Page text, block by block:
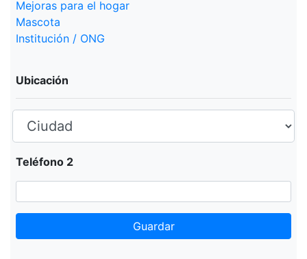
Mejoras para el hogar
Mascota
Institución / ONG
Ubicación
Teléfono 2
Guardar